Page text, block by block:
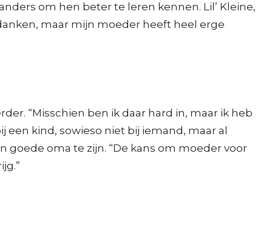
om hen beter te leren kennen. Lil’ Kleine,
maar mijn moeder heeft heel erge
“Misschien ben ik daar hard in, maar ik heb
kind, sowieso niet bij iemand, maar al
goede oma te zijn. “De kans om moeder voor